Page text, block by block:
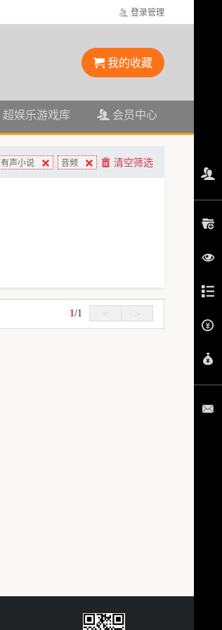
登录管理
我的收藏
超娱乐游戏库 会员中心
有声小说 音频 清空筛选
1/1 < >